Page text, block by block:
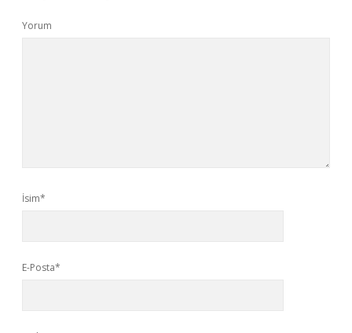
Yorum
İsim*
E-Posta*